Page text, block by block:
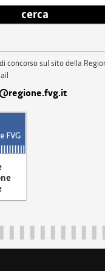
cerca
concorso sul sito della